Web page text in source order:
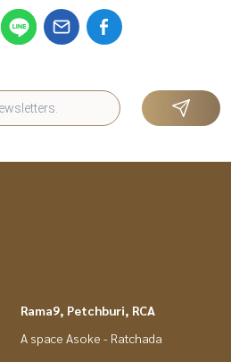
Rama9, Petchburi, RCA
A space Asoke - Ratchada